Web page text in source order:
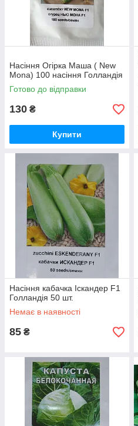
Насіння Огірка Маша ( New
Mona) 100 насіння Голландія
Готово до відправки
130 ₴
Купити
Насіння кабачка Іскандер F1
Голландія 50 шт.
Немає в наявності
85 ₴